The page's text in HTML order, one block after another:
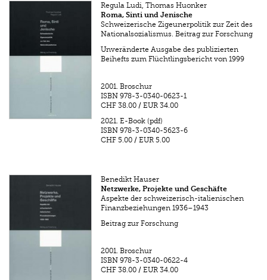
Regula Ludi, Thomas Huonker
Roma, Sinti und Jenische
Schweizerische Zigeunerpolitik zur Zeit des
Nationalsozialismus. Beitrag zur Forschung
Unveränderte Ausgabe des publizierten
Beihefts zum Flüchtlingsbericht von 1999
2001. Broschur
ISBN 978-3-0340-0623-1
CHF 38.00 /EUR 34.00
2021. E-Book (pdf)
ISBN 978-3-0340-5623-6
CHF 5.00 /EUR 5.00
Benedikt Hauser
Netzwerke, Projekte und Geschäfte
Aspekte der schweizerisch-italienischen
Finanzbeziehungen 1936–1943
Beitrag zur Forschung
2001. Broschur
ISBN 978-3-0340-0622-4
CHF 38.00 /EUR 34.00